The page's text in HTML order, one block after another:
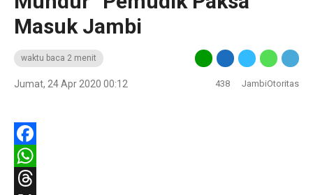
Masuk Jambi
waktu baca 2 menit
Jumat, 24 Apr 2020 00:12 438 JambiOtoritas
Facebook
WhatsApp